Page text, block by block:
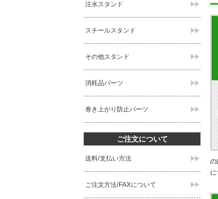
の
注水スタンド
スチールスタンド
その他スタンド
消耗品パーツ
巻き上がり防止パーツ
ご注文について
送料/支払い方法
ご注文方法/FAXについて